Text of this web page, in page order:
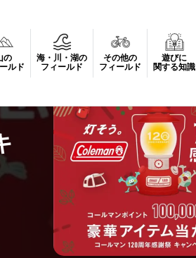
の
ルド
海・川・湖の
フィールド
その他の
フィールド
遊びに
関する知識
祭」